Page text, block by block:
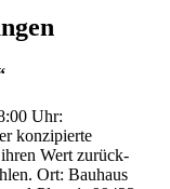
Uhr:
konzipierte
Wert zurück-
Ort: Bauhaus